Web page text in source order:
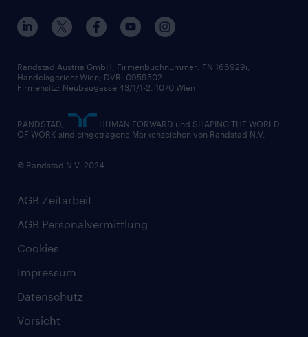
AGB Zeitarbeit
AGB Personalvermittlung
Cookies
Impressum
Datenschutz
Vorsicht
Randstad Austria GmbH, Firmenbuchnummer: FN 166929i,
Handelsgericht Wien; DVR: 0959502
Firmensitz: Neubaugasse 43/1/1-2, 1070 Wien
RANDSTAD,
HUMAN FORWARD und SHAPING THE WORLD
OF WORK sind eingetragene Markenzeichen von Randstad N.V.
© Randstad N.V. 2024